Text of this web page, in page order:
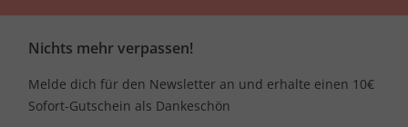
Nichts mehr verpassen!
Melde dich für den Newsletter an und erhalte einen 10€
Sofort-Gutschein als Dankeschön